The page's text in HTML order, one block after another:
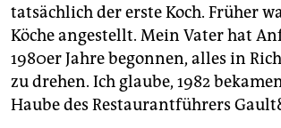
tatsächlich der erste Koch. Früher
Köche angestellt. Mein Vater hat
1980er Jahre begonnen, alles in
zu drehen. Ich glaube, 1982
Haube des Restaurantführers